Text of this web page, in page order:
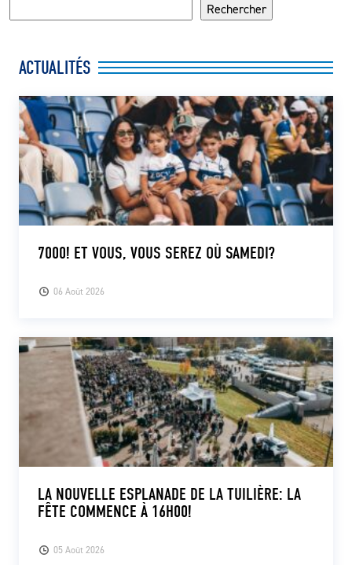
Rechercher
ACTUALITÉS
06 Août 2026
7000! ET VOUS, VOUS SEREZ OÙ SAMEDI?
05 Août 2026
LA NOUVELLE ESPLANADE DE LA TUILIÈRE: LA
FÊTE COMMENCE À 16H00!